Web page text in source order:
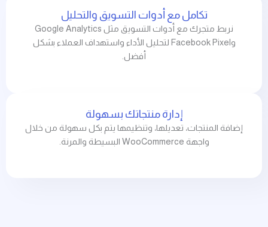
تكامل مع أدوات التسويق والتحليل
نربط متجرك مع أدوات التسويق مثل Google Analytics
وFacebook Pixel لتحليل الأداء واستهداف العملاء بشكل
أفضل.
إدارة منتجاتك بسهولة
إضافة المنتجات، تعديلها، وتنظيمها يتم بكل سهولة من خلال
واجهة WooCommerce البسيطة والمرنة.